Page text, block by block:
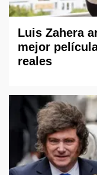
Luis Zahera
mejor
reales